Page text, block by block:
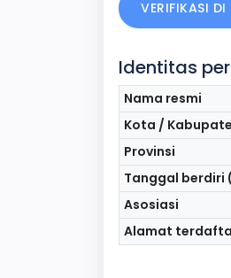
VERIFIKASI
Identitas
Nama resmi
Kota /
Provinsi
Tanggal berdiri
Asosiasi
Alamat